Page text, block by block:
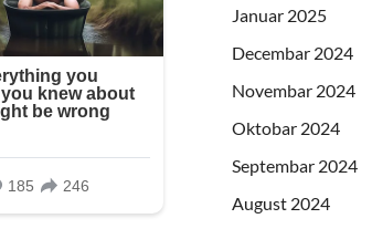
Januar 2025
Decembar 2024
Novembar 2024
Oktobar 2024
Septembar 2024
August 2024